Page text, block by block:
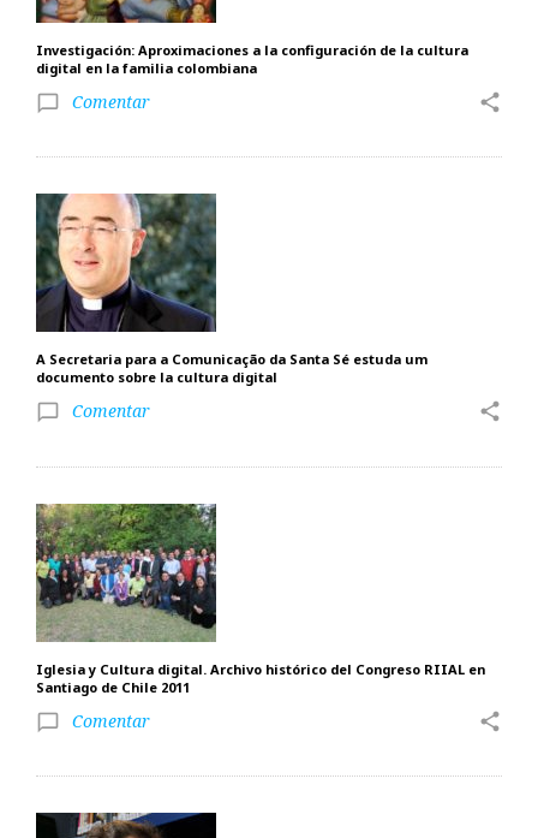
Investigación: Aproximaciones a la configuración de la cultura
digital en la familia colombiana
chat_bubble_outline Comentar share
A Secretaria para a Comunicação da Santa Sé estuda um
documento sobre la cultura digital
chat_bubble_outline Comentar share
Iglesia y Cultura digital. Archivo histórico del Congreso RIIAL en
Santiago de Chile 2011
chat_bubble_outline Comentar share